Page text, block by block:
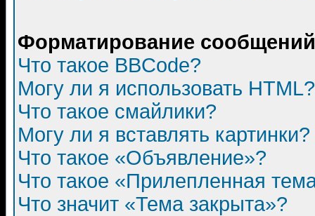
Форматирование
Что такое BBCode?
Могу ли я использовать HTML?
Что такое смайлики?
Могу ли я вставлять картинки?
Что такое «Объявление»?
Что такое «Прилепленная
Что значит «Тема закрыта»?